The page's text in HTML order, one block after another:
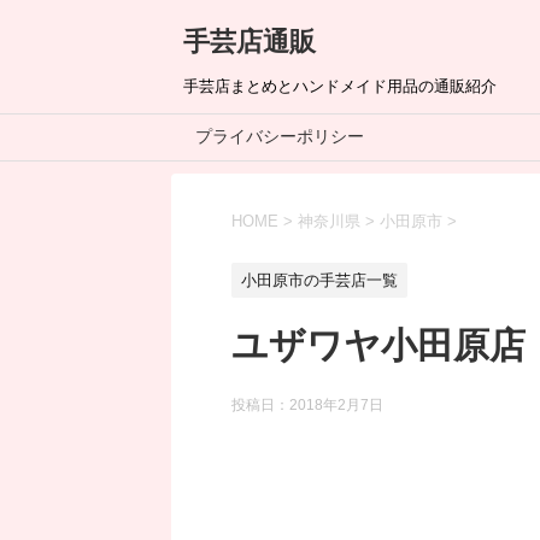
手芸店通販
手芸店まとめとハンドメイド用品の通販紹介
プライバシーポリシー
HOME > 神奈川県 > 小田原市 >
小田原市の手芸店一覧
ユザワヤ小田原
投稿日： 2018年2月7日